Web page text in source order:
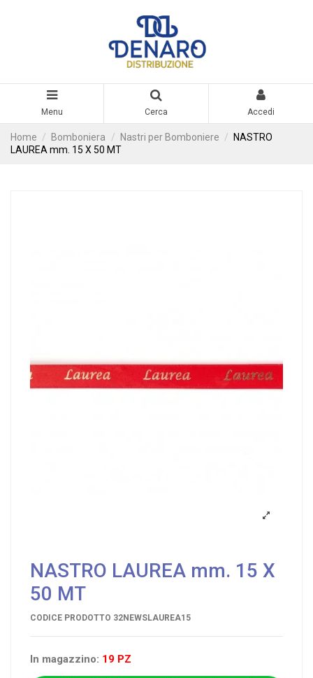
Menu Cerca Accedi
Home Bomboniera Nastri per Bomboniere
NASTRO
LAUREA mm. 15 X 50 MT
NASTRO LAUREA mm. 15 X
50 MT
CODICE PRODOTTO 32NEWSLAUREA15
In magazzino: 19 PZ